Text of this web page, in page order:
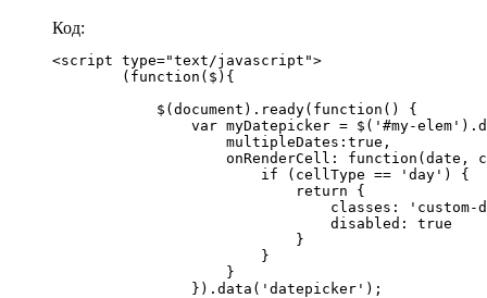
Код:
<script type="text/javascript">
        (function($){
            $(document).ready(function() {
var myDatepicker = $('#my-
                    multipleDates:true,
onRenderCell: function(date,
                        if (cellType == 'day') {
                            return {
classes: 'custom-
                                disabled: true
                            }
                        }
                    }
                }).data('datepicker');